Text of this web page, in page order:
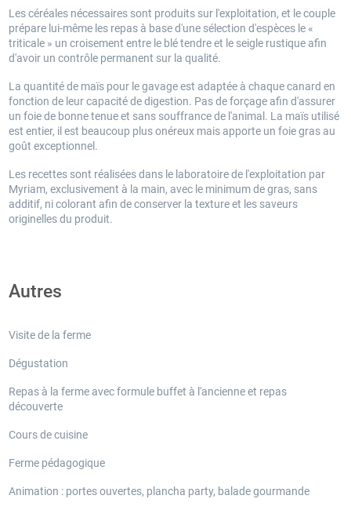
Les céréales nécessaires sont produits sur l'exploitation, et le couple
prépare lui-même les repas à base d'une sélection d'espèces le «
triticale » un croisement entre le blé tendre et le seigle rustique afin
d'avoir un contrôle permanent sur la qualité.
La quantité de maïs pour le gavage est adaptée à chaque canard en
fonction de leur capacité de digestion. Pas de forçage afin d'assurer
un foie de bonne tenue et sans souffrance de l'animal. La maïs utilisé
est entier, il est beaucoup plus onéreux mais apporte un foie gras au
goût exceptionnel.
Les recettes sont réalisées dans le laboratoire de l'exploitation par
Myriam, exclusivement à la main, avec le minimum de gras, sans
additif, ni colorant afin de conserver la texture et les saveurs
originelles du produit.
Autres
Visite de la ferme
Dégustation
Repas à la ferme avec formule buffet à l'ancienne et repas
découverte
Cours de cuisine
Ferme pédagogique
Animation : portes ouvertes, plancha party, balade gourmande